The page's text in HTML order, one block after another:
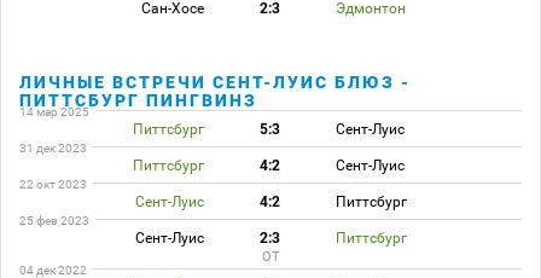
Сан-Хосе 2:3 Эдмонтон
ЛИЧНЫЕ ВСТРЕЧИ СЕНТ-ЛУИС БЛЮЗ -
ПИТТСБУРГ ПИНГВИНЗ
14 мар 2025
Питтсбург 5:3 Сент-Луис
31 дек 2023
Питтсбург 4:2 Сент-Луис
22 окт 2023
Сент-Луис 4:2 Питтсбург
25 фев 2023
Сент-Луис 2:3 Питтсбург
ОТ
04 дек 2022